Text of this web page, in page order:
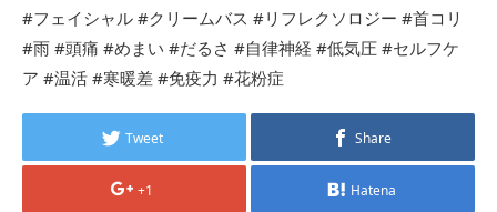
#フェイシャル #クリームバス #リフレクソロジー #首コリ
#雨 #頭痛 #めまい #だるさ #自律神経 #低気圧 #セルフケ
ア #温活 #寒暖差 #免疫力 #花粉症
Tweet Share
+1 Hatena